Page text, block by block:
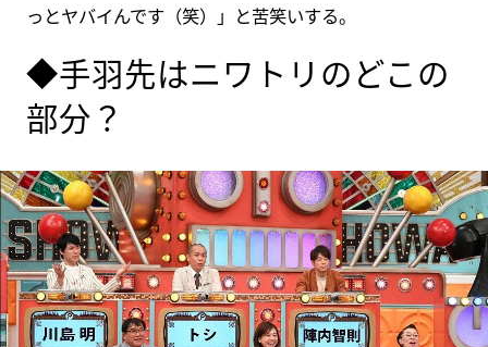
っとヤバイんです（笑）」と苦笑いする。
◆手羽先はニワトリのどこの
部分？